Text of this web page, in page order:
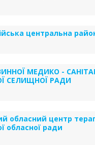
центральна
МЕДИКО -
СЕЛИЩНОЇ РАДИ
обласний центр
обласної ради